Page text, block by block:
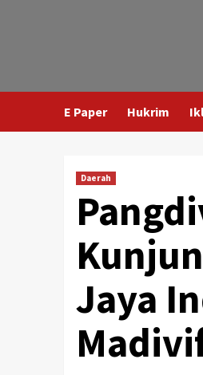
E Paper Hukrim
Daerah
Jaya